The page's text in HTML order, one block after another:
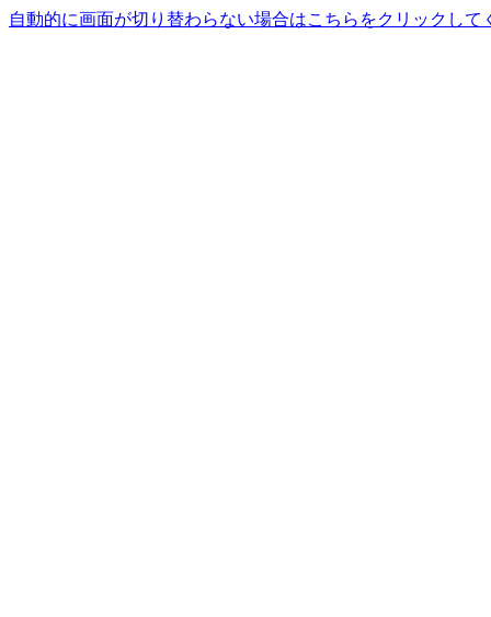
自動的に画面が切り替わらない場合はこちらをクリックして